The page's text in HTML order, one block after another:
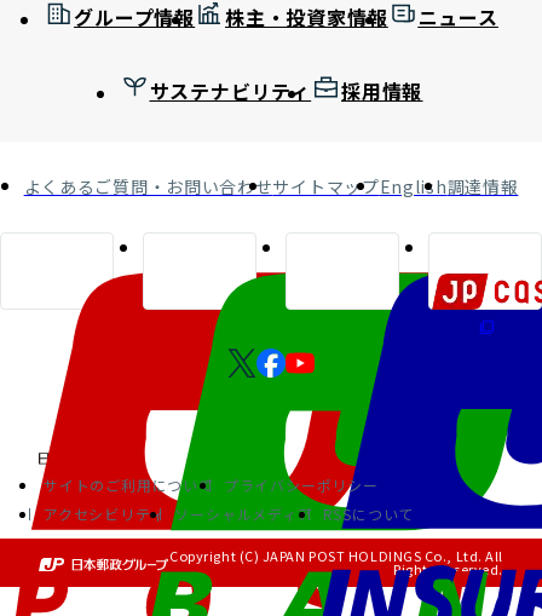
グループ情報 株主・投資家情報 ニュース
サステナビリティ 採用情報
よくあるご質問・お問い合わせサイトマップEnglish調達情報
サイトのご利用について
プライバシーポリシー
アクセシビリティ
ソーシャルメディア RSSについて
Copyright (C) JAPAN POST HOLDINGS Co., Ltd. All
Rights Reserved.